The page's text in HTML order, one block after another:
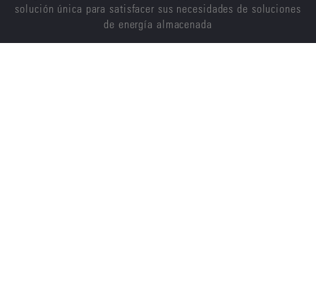
solución única para satisfacer sus necesidades de soluciones
de energía almacenada